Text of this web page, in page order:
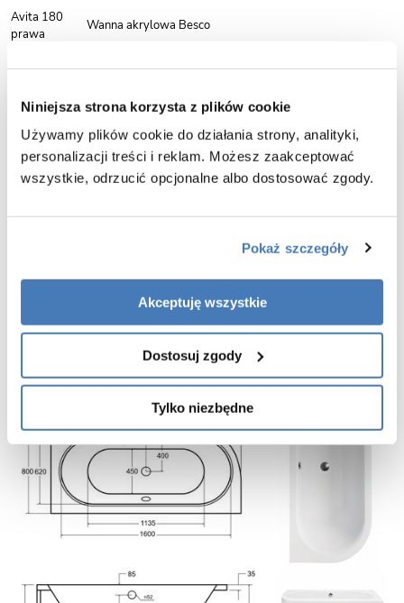
Niniejsza strona korzysta z plików cookie
Używamy plików cookie do działania strony, analityki,
personalizacji treści i reklam. Możesz zaakceptować
wszystkie, odrzucić opcjonalne albo dostosować zgody.
Pokaż szczegóły
Akceptuję wszystkie
Dostosuj zgody
Tylko niezbędne
Avita 180
prawa
Wanna akrylowa Besco
Szerokość:
80 cm
Kolor:
śnieżnobiały
Kształt:
nowoczesny
Materiał/
grubość:
akryl pełny 6 mm
Wyposażenie: regulowany stelaż
Obudowa